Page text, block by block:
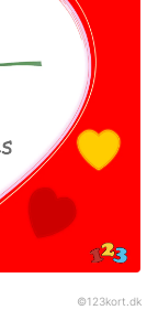
©123kort.dk